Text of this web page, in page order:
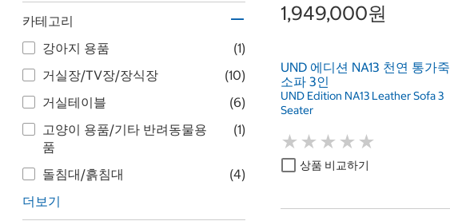
카테고리
강아지 용품
(1)
거실장/TV장/장식장
(10)
거실테이블
(6)
고양이 용품/기타 반려동물용
품
(1)
돌침대/흙침대
(4)
더보기
1,949,000원
UND 에디션 NA13 천연 통가죽
소파 3인
UND Edition NA13 Leather Sofa 3
Seater
★ ★ ★ ★ ★
★ ★ ★ ★ ★
상품 비교하기